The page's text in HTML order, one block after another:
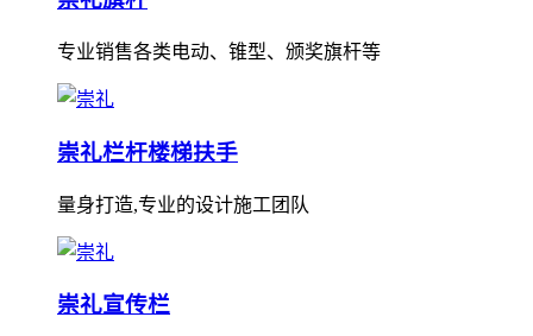
专业销售各类电动、锥型、颁奖旗杆等
崇礼栏杆楼梯扶手
量身打造,专业的设计施工团队
崇礼宣传栏